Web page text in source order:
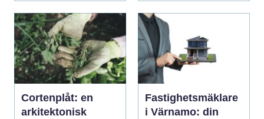
Cortenplåt: en
arkitektonisk
Fastighetsmäklare
i Värnamo: din